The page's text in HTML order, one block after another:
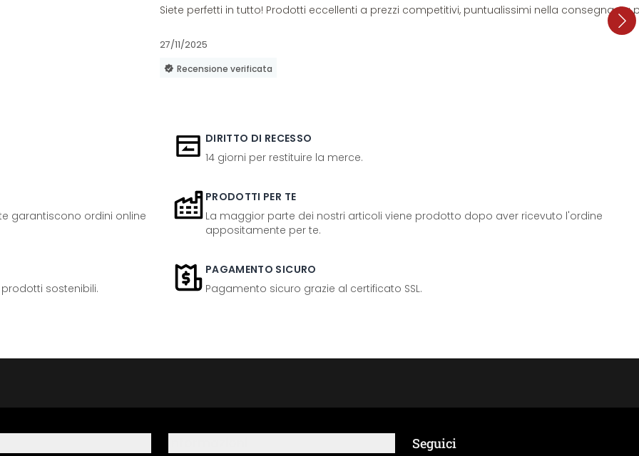
Siete perfetti in tutto! Prodotti eccellenti a prezzi competitivi, puntualissimi nella consegna. La
27/11/2025
Recensione verificata
DIRITTO DI RECESSO
14 giorni per restituire la merce.
garantiscono ordini online
PRODOTTI PER TE
La maggior parte dei nostri articoli viene prodotto dopo aver ricevuto l'ordine
appositamente per te.
sostenibili.
PAGAMENTO SICURO
Pagamento sicuro grazie al certificato SSL.
Seguici